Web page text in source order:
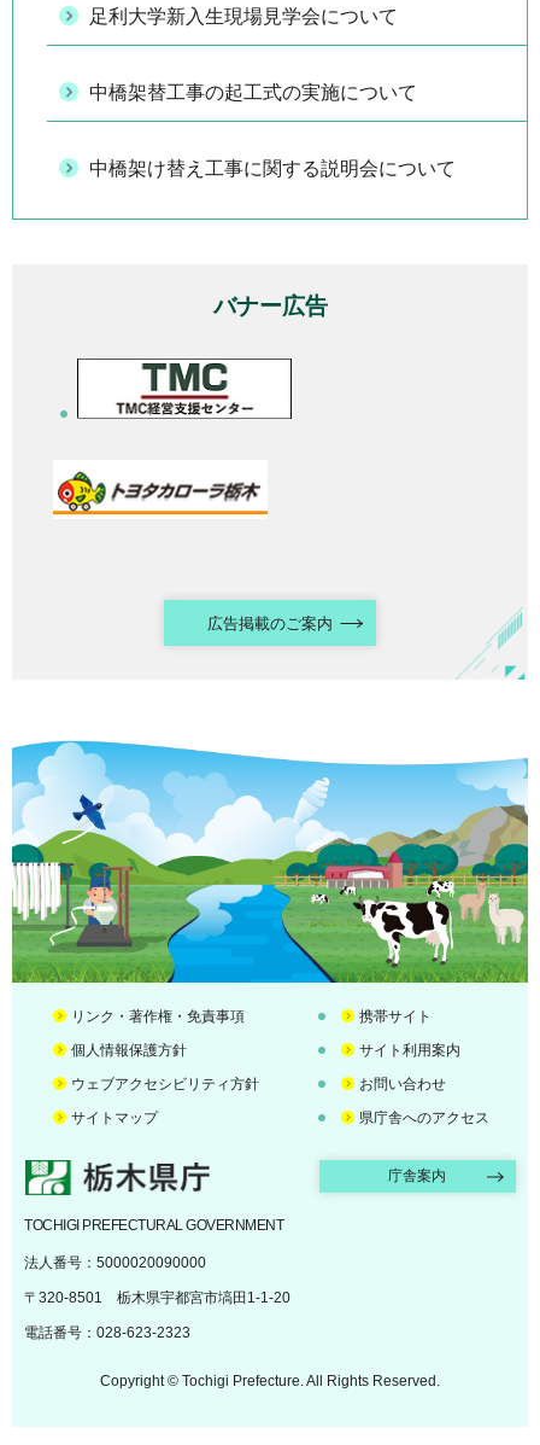
足利大学新入生現場見学会について
中橋架替工事の起工式の実施について
中橋架け替え工事に関する説明会について
バナー広告
広告掲載のご案内
リンク・著作権・免責事項
携帯サイト
個人情報保護方針
サイト利用案内
ウェブアクセシビリティ方針
お問い合わせ
サイトマップ
県庁舎へのアクセス
栃木県庁 庁舎案内
TOCHIGI PREFECTURAL GOVERNMENT
法人番号：5000020090000
〒320-8501 栃木県宇都宮市塙田1-1-20
電話番号：028-623-2323
Copyright © Tochigi Prefecture. All Rights Reserved.